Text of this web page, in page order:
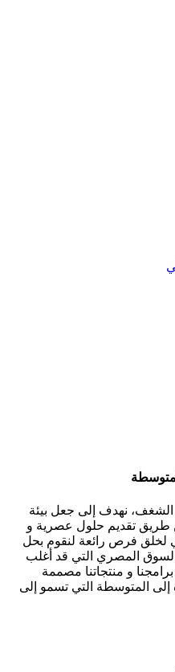
الشغف، نهدف إلى جعل بيئة
طريق تقديم حلول عصرية و
فرص رائعة لنقوم بحل
المصري التي قد أغلب
و منتجاتنا مصممة
المتوسطة التي تسمو إلى